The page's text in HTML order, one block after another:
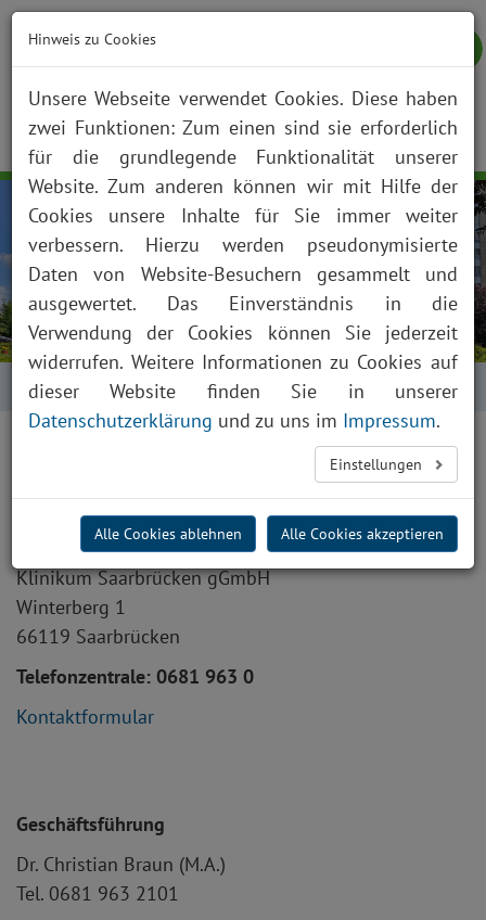
NOTFALL KONTAKT ANFAHRT JOBS SUCHE
Startseite Kontakt
Kontakt
So erreichen Sie uns:
Klinikum Saarbrücken gGmbH
Winterberg 1
66119 Saarbrücken
Telefonzentrale: 0681 963 0
Kontaktformular
Geschäftsführung
Dr. Christian Braun (M.A.)
Tel. 0681 963 2101
Hinweis zu Cookies
Unsere Webseite verwendet Cookies. Diese haben
zwei Funktionen: Zum einen sind sie erforderlich
für die grundlegende Funktionalität unserer
Website. Zum anderen können wir mit Hilfe der
Cookies unsere Inhalte für Sie immer weiter
verbessern. Hierzu werden pseudonymisierte
Daten von Website-Besuchern gesammelt und
ausgewertet. Das Einverständnis in die
Verwendung der Cookies können Sie jederzeit
widerrufen. Weitere Informationen zu Cookies auf
dieser Website finden Sie in unserer
Datenschutzerklärung und zu uns im Impressum.
Einstellungen
Alle Cookies ablehnen Alle Cookies akzeptieren